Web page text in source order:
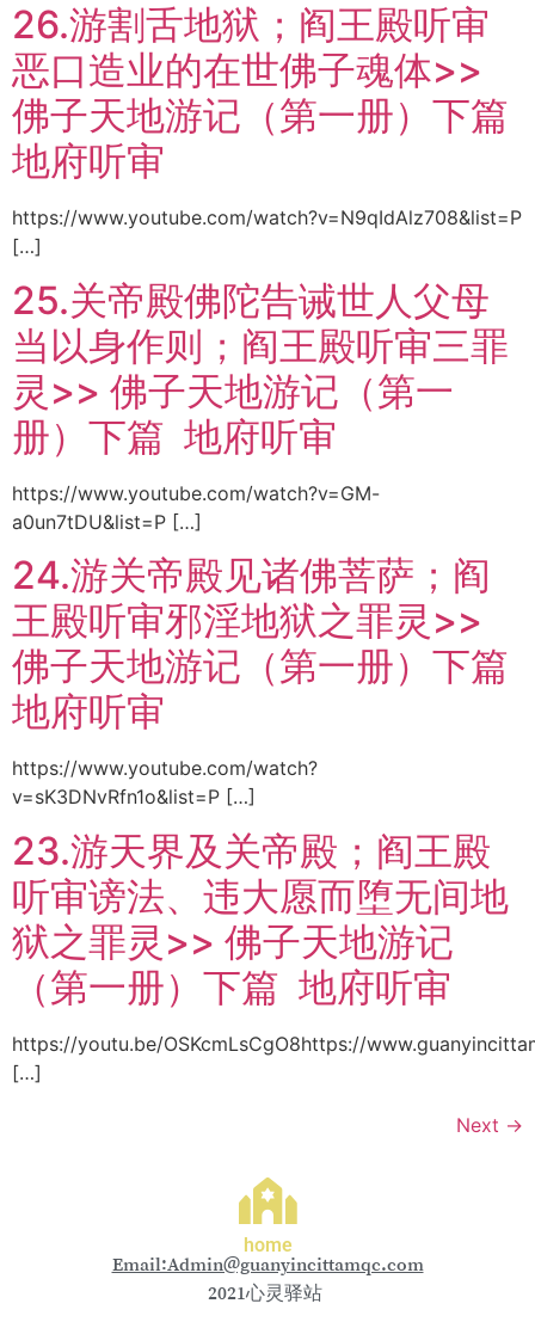
26.游割舌地狱；阎王殿听审
恶口造业的在世佛子魂体>>
佛子天地游记（第一册）下篇
地府听审
https://www.youtube.com/watch?v=N9qIdAlz708&list=P
[…]
25.关帝殿佛陀告诫世人父母
当以身作则；阎王殿听审三罪
灵>> 佛子天地游记（第一
册）下篇 地府听审
https://www.youtube.com/watch?v=GM-
a0un7tDU&list=P […]
24.游关帝殿见诸佛菩萨；阎
王殿听审邪淫地狱之罪灵>>
佛子天地游记（第一册）下篇
地府听审
https://www.youtube.com/watch?
v=sK3DNvRfn1o&list=P […]
23.游天界及关帝殿；阎王殿
听审谤法、违大愿而堕无间地
狱之罪灵>> 佛子天地游记
（第一册）下篇 地府听审
https://youtu.be/OSKcmLsCgO8https://
[…]
Next →
home
Email:Admin@guanyincittamqc.com
2021心灵驿站